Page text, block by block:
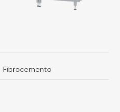
Fibrocemento